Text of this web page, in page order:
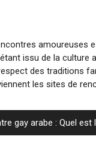
amoureuses
issu de la culture
des traditions
les sites de
gay arabe : Quel est